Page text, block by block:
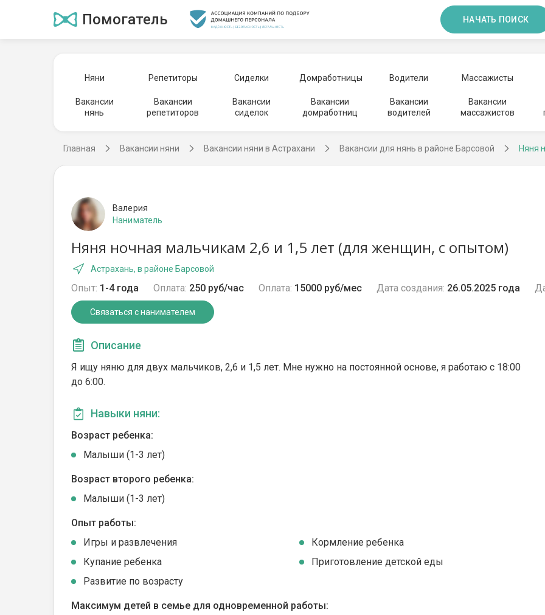
Помогатель НАЧАТЬ ПОИСК
Няни Репетиторы Сиделки Домработницы Водители Массажисты
Вакансии
нянь
Вакансии
репетиторов
Вакансии
сиделок
Вакансии
домработниц
Вакансии
водителей
Вакансии
массажистов
Главная Вакансии няни Вакансии няни в Астрахани Вакансии для нянь в районе Барсовой Няня
Валерия
Наниматель
Няня ночная мальчикам 2,6 и 1,5 лет (для женщин, с опытом)
Астрахань, в районе Барсовой
Опыт: 1-4 года Оплата: 250 руб/час Оплата: 15000 руб/мес Дата создания: 26.05.2025 года
Связаться с нанимателем
Описание
Я ищу няню для двух мальчиков, 2,6 и 1,5 лет. Мне нужно на постоянной основе, я работаю с 18:00
до 6:00.
Навыки няни:
Возраст ребенка:
Малыши (1-3 лет)
Возраст второго ребенка:
Малыши (1-3 лет)
Опыт работы:
Игры и развлечения
Кормление ребенка
Купание ребенка
Приготовление детской еды
Развитие по возрасту
Максимум детей в семье для одновременной работы: